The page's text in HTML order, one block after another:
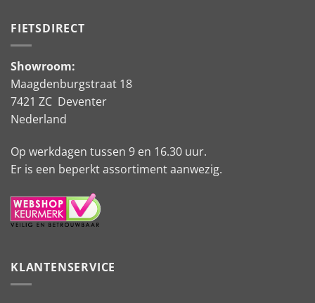
FIETSDIRECT
Showroom:
Maagdenburgstraat 18
7421 ZC Deventer
Nederland
Op werkdagen tussen 9 en 16.30 uur.
Er is een beperkt assortiment aanwezig.
KLANTENSERVICE